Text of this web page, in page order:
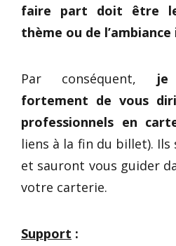
faire part doit être
thème ou de
Par conséquent, je
fortement de vous
professionnels en
liens à la fin du billet).
et sauront vous guider
votre carterie.
Support :